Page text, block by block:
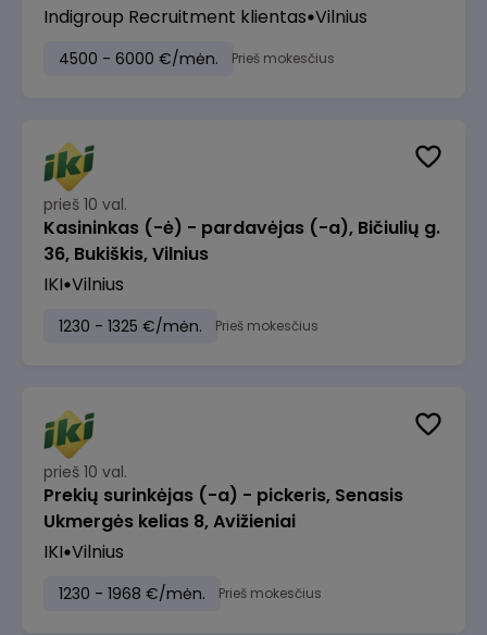
Indigroup Recruitment klientas Vilnius
4500 - 6000 €/mėn. Prieš mokesčius
prieš 10 val.
Kasininkas (-ė) - pardavėjas (-a), Bičiulių g.
36, Bukiškis, Vilnius
IKI Vilnius
1230 - 1325 €/mėn. Prieš mokesčius
prieš 10 val.
Prekių surinkėjas (-a) - pickeris, Senasis
Ukmergės kelias 8, Avižieniai
IKI Vilnius
1230 - 1968 €/mėn. Prieš mokesčius